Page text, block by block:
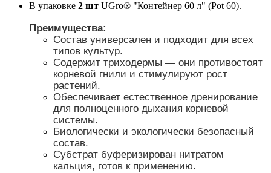
В упаковке 2 шт UGro® "Контейнер 60 л" (Pot 60).
Преимущества:
Состав универсален и подходит для всех
типов культур.
Содержит триходермы — они противостоят
корневой гнили и стимулируют рост
растений.
Обеспечивает естественное дренирование
для полноценного дыхания корневой
системы.
Биологически и экологически безопасный
состав.
Субстрат буферизирован нитратом
кальция, готов к применению.